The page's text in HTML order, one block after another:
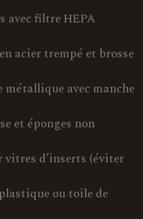
avec filtre HEPA
acier trempé et brosse
avec manche
et éponges non
d’inserts (éviter
ou toile de